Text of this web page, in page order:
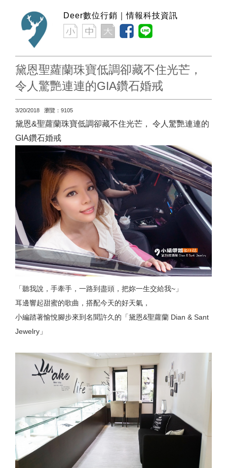
Deer數位行銷｜情報科技資訊
黛恩聖蘿蘭珠寶低調卻藏不住光芒，
令人驚艷連連的GIA鑽石婚戒
3/20/2018 瀏覽：9105
黛恩&聖蘿蘭珠寶低調卻藏不住光芒， 令人驚艷連連的
GIA鑽石婚戒
「聽我說，手牽手，一路到盡頭，把妳一生交給我~」
耳邊響起甜蜜的歌曲，搭配今天的好天氣，
小編踏著愉悅腳步來到名聞許久的「黛恩&聖蘿蘭 Dian & Sant
Jewelry」